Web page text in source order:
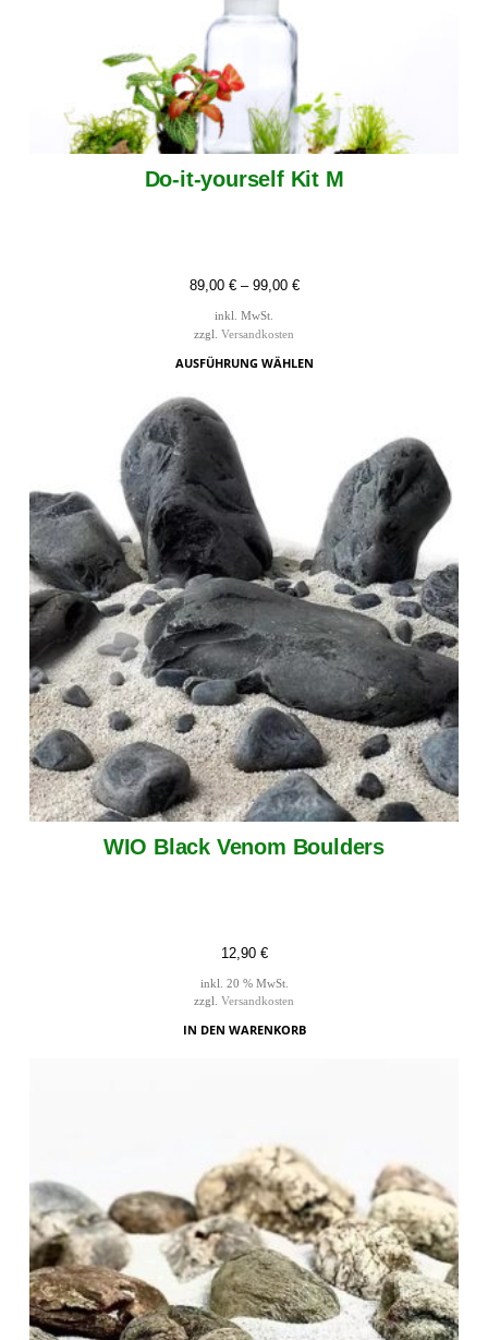
Do-it-yourself Kit M
89,00 €– 99,00 €
inkl. MwSt.
zzgl. Versandkosten
AUSFÜHRUNG WÄHLEN
WIO Black Venom Boulders
12,90 €
inkl. 20 % MwSt.
zzgl. Versandkosten
IN DEN WARENKORB